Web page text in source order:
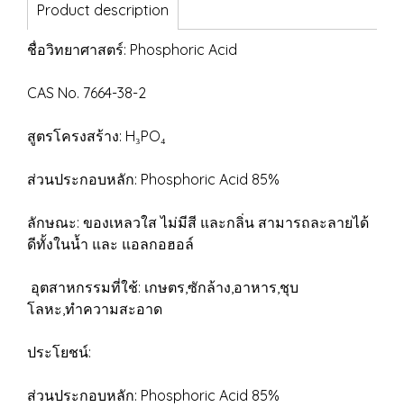
Product description
ชื่อวิทยาศาสตร์: Phosphoric Acid
CAS No. 7664-38-2
สูตรโครงสร้าง: H₃PO₄
ส่วนประกอบหลัก: Phosphoric Acid 85%
ลักษณะ: ของเหลวใส ไม่มีสี และกลิ่น สามารถละลายได้
ดีทั้งในน้ำ และ แอลกอฮอล์
อุตสาหกรรมที่ใช้: เกษตร,ซักล้าง,อาหาร,ชุบ
โลหะ,ทำความสะอาด
ประโยชน์:
ส่วนประกอบหลัก: Phosphoric Acid 85%